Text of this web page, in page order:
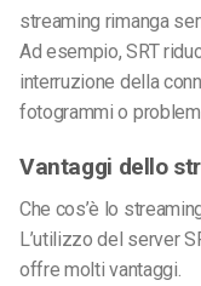
streaming rimanga
Ad esempio, SRT
interruzione della
fotogrammi o
Vantaggi dello
Che cos’è lo
L’utilizzo del server
offre molti vantaggi.